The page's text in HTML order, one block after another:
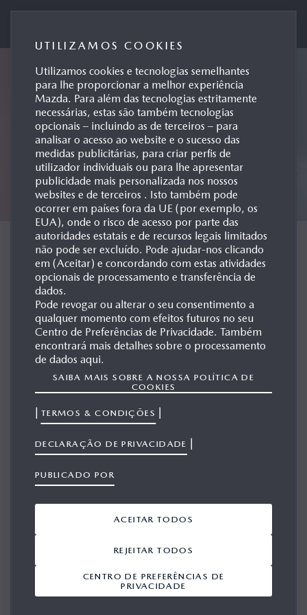
CONCEPT CARS
MAZDA5 HYDROGEN RE
HYBRID
MATERIAIS
RELACIONADOS
UTILIZAMOS COOKIES
Utilizamos cookies e tecnologias semelhantes
para lhe proporcionar a melhor experiência
Mazda. Para além das tecnologias estritamente
necessárias, estas são também tecnologias
opcionais – incluindo as de terceiros – para
analisar o acesso ao website e o sucesso das
medidas publicitárias, para criar perfis de
utilizador individuais ou para lhe apresentar
publicidade mais personalizada nos nossos
websites e de terceiros . Isto também pode
ocorrer em países fora da UE (por exemplo, os
EUA), onde o risco de acesso por parte das
autoridades estatais e de recursos legais limitados
não pode ser excluído. Pode ajudar-nos clicando
em (Aceitar) e concordando com estas atividades
opcionais de processamento e transferência de
dados.
Pode revogar ou alterar o seu consentimento a
qualquer momento com efeitos futuros no seu
Centro de Preferências de Privacidade. Também
encontrará mais detalhes sobre o processamento
de dados aqui.
SAIBA MAIS SOBRE A NOSSA POLÍTICA DE
COOKIES
| TERMOS & CONDIÇÕES |
DECLARAÇÃO DE PRIVACIDADE |
PUBLICADO POR
CENTRO DE PREFERÊNCIAS DE
PRIVACIDADE
REJEITAR TODOS
ACEITAR TODOS